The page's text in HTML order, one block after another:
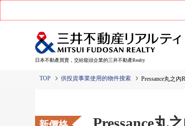
日本不動產買賣，交給龍頭企業的三井不動產Realty
TOP 供投資事業使用的物件搜索 Pressance丸之內